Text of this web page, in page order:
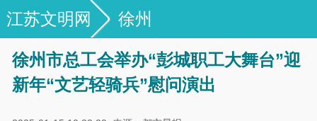
江苏文明网 徐州
徐州市总工会举办“彭城职工大舞台”迎
新年“文艺轻骑兵”慰问演出